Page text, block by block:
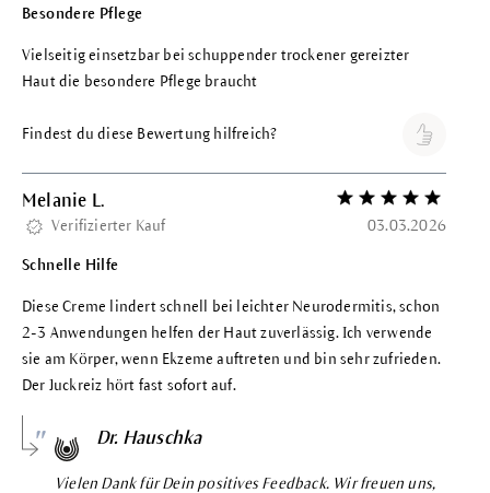
Besondere Pflege
Vielseitig einsetzbar bei schuppender trockener gereizter
Haut die besondere Pflege braucht
Findest du diese Bewertung hilfreich?
Melanie L. Bewertung mit 5
Verifizierter Kauf 03.03.2026
Schnelle Hilfe
Diese Creme lindert schnell bei leichter Neurodermitis, schon
2-3 Anwendungen helfen der Haut zuverlässig. Ich verwende
sie am Körper, wenn Ekzeme auftreten und bin sehr zufrieden.
Der Juckreiz hört fast sofort auf.
Dr. Hauschka
Vielen Dank für Dein positives Feedback. Wir freuen uns,